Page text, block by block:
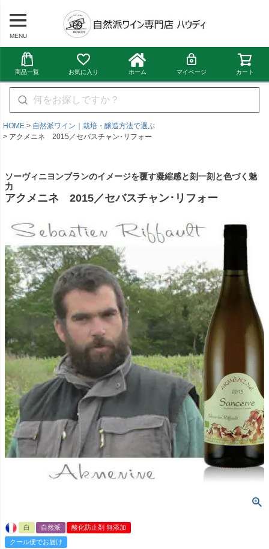
MENU
商品一覧 お気に入り ホーム マイページ カート
HOME
自然派ワイン｜栽培・醸造方法で選ぶ
アクメニネ 2015／セバスチャン･リフォー
ソーヴィニヨンブランのイメージを覆す凝縮感と刻一刻と色づく魅
力
アクメニネ 2015／セバスチャン･リフォー
白 自然派
酸化防止剤 無添加
クール便でお届け